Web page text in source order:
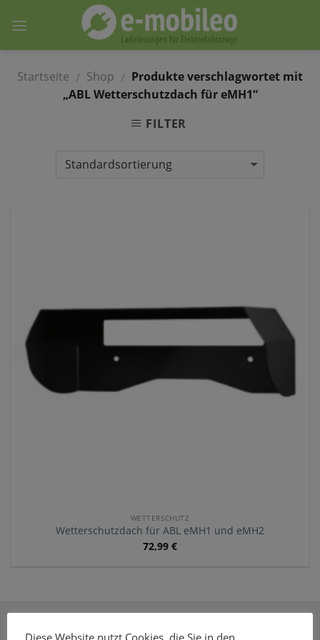
Startseite / Shop / Produkte verschlagwortet mit
„ABL Wetterschutzdach für eMH1“
FILTER
WETTERSCHUTZ
Wetterschutzdach für ABL eMH1 und eMH2
72,99 €
ÜBER E-MOBILEO
Diese Website nutzt Cookies, die Sie in den